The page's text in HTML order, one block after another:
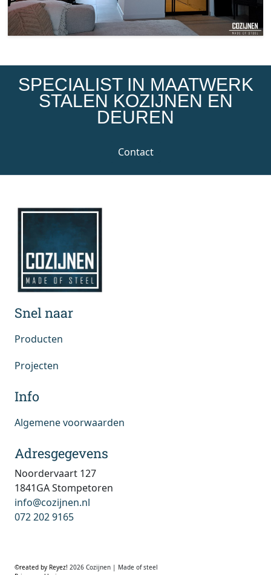
SPECIALIST IN MAATWERK
STALEN KOZIJNEN EN
DEUREN
Contact
Snel naar
Producten
Projecten
Info
Algemene voorwaarden
Adresgegevens
Noordervaart 127
1841GA Stompetoren
info@cozijnen.nl
072 202 9165
©reated by Reyez! 2026 Cozijnen | Made of steel